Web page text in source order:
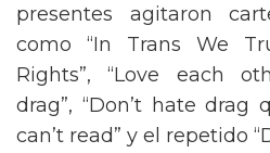
presentes agitaron
como “In Trans We
Rights”, “Love each
drag”, “Don’t hate drag
can’t read” y el repetido